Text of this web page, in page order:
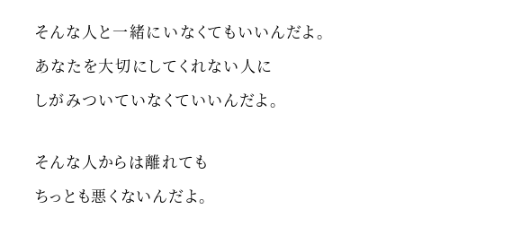
そんな人と一緒にいなくてもいいんだよ。
あなたを大切にしてくれない人に
しがみついていなくていいんだよ。
そんな人からは離れても
ちっとも悪くないんだよ。